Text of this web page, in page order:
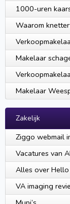
1000-uren
Waarom
Makelaar
Makelaar
Zakelijk
Ziggo webmail
Vacatures van
Alles over
VA imaging